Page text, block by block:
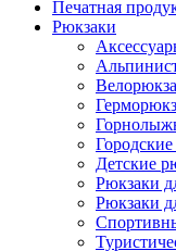
Печатная
Рюкзаки
Детские
Рюкзаки
Рюкзаки